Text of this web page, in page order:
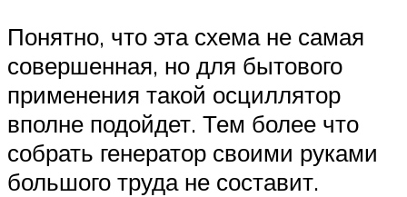
Понятно, что эта схема не самая
совершенная, но для бытового
применения такой осциллятор
вполне подойдет. Тем более что
собрать генератор своими руками
большого труда не составит.